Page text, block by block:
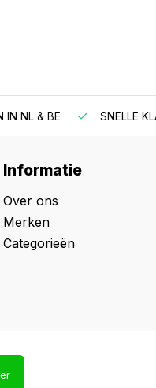
& BE SNELLE
Informatie
Over ons
Merken
Categorieën